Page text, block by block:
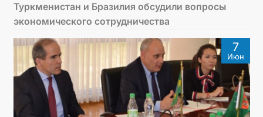
ТУРКМЕНИСТАН
ООН
ПРИОРИТЕТНЫЕ ПОЗИЦИИ
Туркменистан и Бразилия обсудили вопросы
экономического сотрудничества
7
Июн